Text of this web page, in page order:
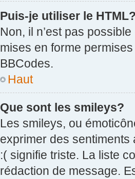
Puis-je utiliser le
Non, il n’est pas
mises en forme
BBCodes.
Haut
Que sont les smileys?
Les smileys, ou
exprimer des
:( signifie triste. La liste
rédaction de message.